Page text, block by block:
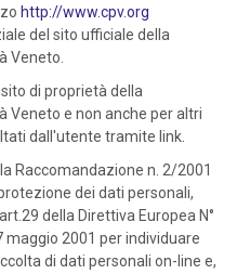
http://www.cpv.org
del sito ufficiale della
Veneto.
di proprietà della
Veneto e non anche per altri
dall'utente tramite link.
Raccomandazione n. 2/2001
dei dati personali,
della Direttiva Europea N°
2001 per individuare
di dati personali on-line e,